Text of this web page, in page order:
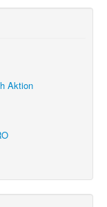
Aktion